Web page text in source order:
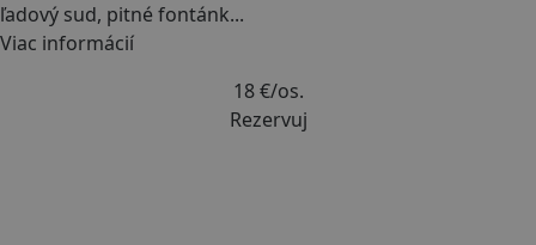
ľadový sud, pitné fontánk...
Viac informácií
18 €/os.
Rezervuj